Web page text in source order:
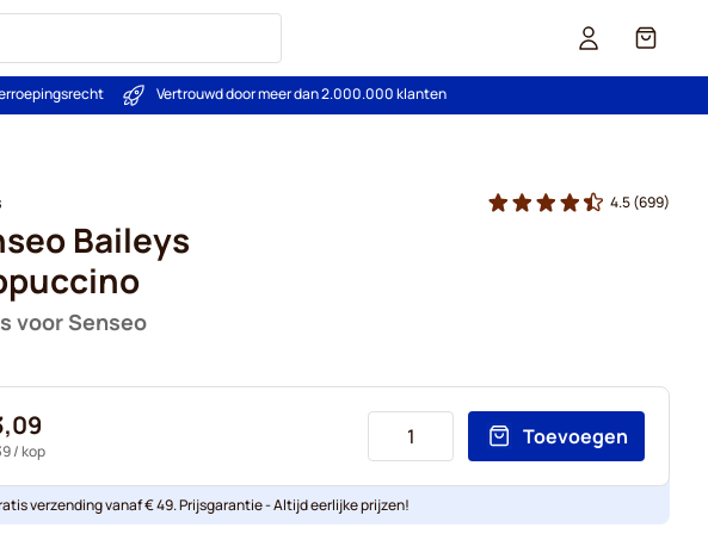
Cart
Vertrouwd door meer dan 2.000.000 klanten
Baileys
voor Senseo
4.5(699)
/ kop
Toevoegen
verzending vanaf € 49. Prijsgarantie - Altijd eerlijke prijzen!